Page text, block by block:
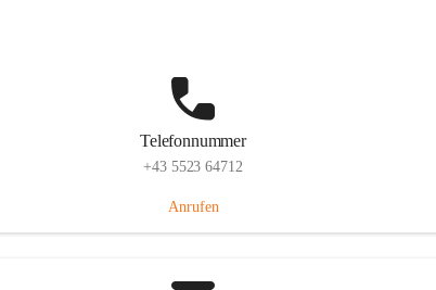
Telefonnummer
+43 5523 64712
Anrufen